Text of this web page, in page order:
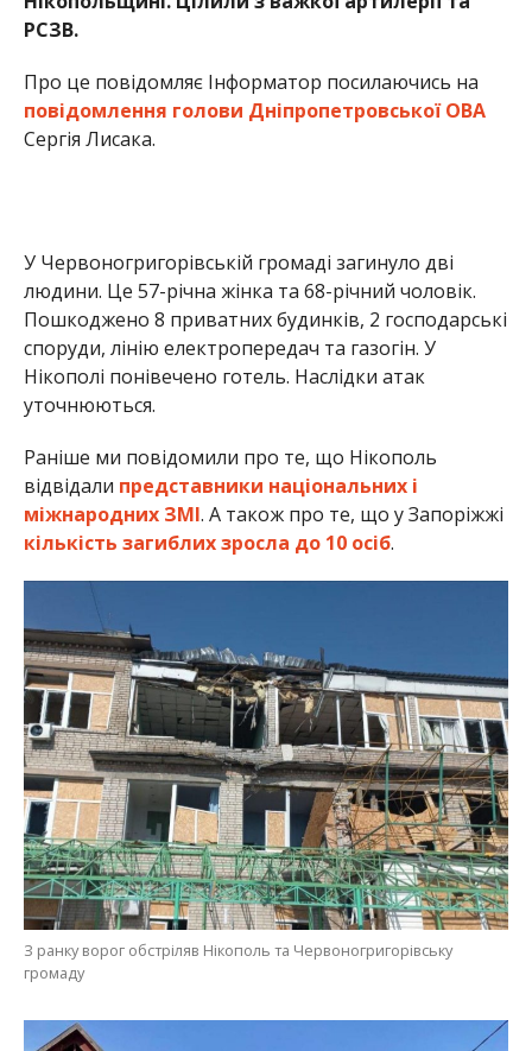
споруди, лінію електропередач та газогін. У
Нікополі понівечено готель. Наслідки атак
уточнюються.
Раніше ми повідомили про те, що Нікополь
відвідалипредставники національних і
громаду